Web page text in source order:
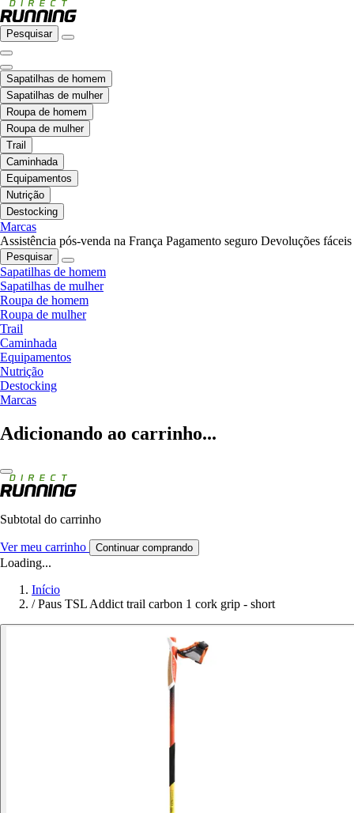
Pesquisar
Sapatilhas de homem
Sapatilhas de mulher
Roupa de homem
Roupa de mulher
Trail
Caminhada
Equipamentos
Nutrição
Destocking
Marcas
Assistência pós-venda na França Pagamento seguro Devoluções fáceis
Pesquisar
Sapatilhas de homem
Sapatilhas de mulher
Roupa de homem
Roupa de mulher
Trail
Caminhada
Equipamentos
Nutrição
Destocking
Marcas
Adicionando ao carrinho...
Subtotal do carrinho
Ver meu carrinho Continuar comprando
Loading...
Início
/ Paus TSL Addict trail carbon 1 cork grip - short